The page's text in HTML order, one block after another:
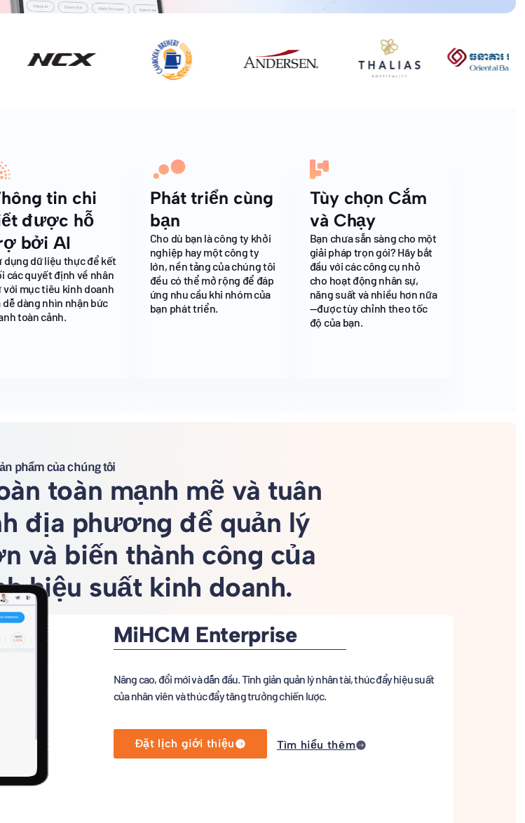
tin chi
được hỗ
bởi AI
dụng dữ liệu thực để kết
các quyết định về nhân
với mục tiêu kinh doanh
dễ dàng nhìn nhận bức
toàn cảnh.
Phát triển cùng
bạn
Cho dù bạn là công ty khởi
nghiệp hay một công ty
lớn, nền tảng của chúng tôi
đều có thể mở rộng để đáp
ứng nhu cầu khi nhóm của
bạn phát triển.
Tùy chọn Cắm
và Chạy
Bạn chưa sẵn sàng cho một
giải pháp trọn gói? Hãy bắt
đầu với các công cụ nhỏ
cho hoạt động nhân sự,
năng suất và nhiều hơn nữa
—được tùy chỉnh theo tốc
độ của bạn.
phẩm của chúng tôi
toàn mạnh mẽ và tuân
địa phương để quản lý
và biến thành công của
hiệu suất kinh doanh.
MiHCM Enterprise
Nâng cao, đổi mới và dẫn đầu. Tinh giản quản lý nhân tài, thúc đẩy hiệu suất
của nhân viên và thúc đẩy tăng trưởng chiến lược.
Đặt lịch giới thiệu Tìm hiểu thêm